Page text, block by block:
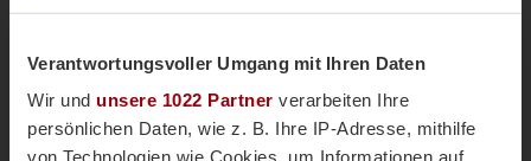
Verantwortungsvoller Umgang mit Ihren Daten
Wir und unsere 1022 Partner verarbeiten Ihre
persönlichen Daten, wie z. B. Ihre IP-Adresse, mithilfe
von Technologien wie Cookies, um Informationen auf
Mehr zum Thema
Magazin